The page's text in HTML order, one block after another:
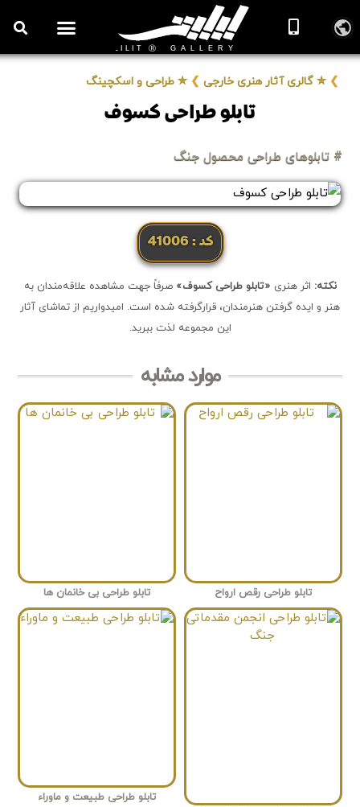
❯ ✮ گالری آثار هنری خارجی ❯ ✮ طراحی و اسکچینگ
تابلو طراحی کسوف
# تابلوهای طراحی محصول جنگ
کد: 41006
نکته: اثر هنری «تابلو طراحی کسوف» صرفاً جهت مشاهده علاقه‌مندان به
هنر و ایده گرفتن هنرمندان، قرارگرفته شده است. امیدواریم از تماشای آثار
این مجموعه لذت ببرید.
موارد مشابه
تابلو طراحی رقص ارواح تابلو طراحی بی خانمان ها
تابلو طراحی طبیعت و ماوراء